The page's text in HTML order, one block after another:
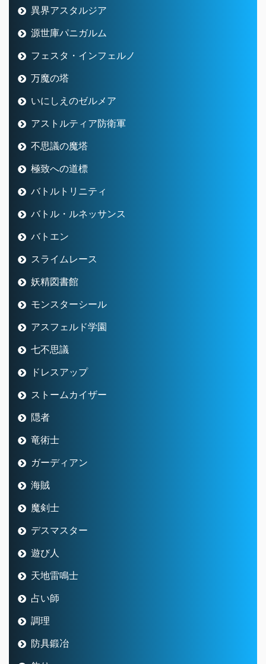
異界アスタルジア
源世庫パニガルム
フェスタ・インフェルノ
万魔の塔
いにしえのゼルメア
アストルティア防衛軍
不思議の魔塔
極致への道標
バトルトリニティ
バトル・ルネッサンス
バトエン
スライムレース
妖精図書館
モンスターシール
アスフェルド学園
七不思議
ドレスアップ
ストームカイザー
隠者
竜術士
ガーディアン
海賊
魔剣士
デスマスター
遊び人
天地雷鳴士
占い師
調理
防具鍛冶